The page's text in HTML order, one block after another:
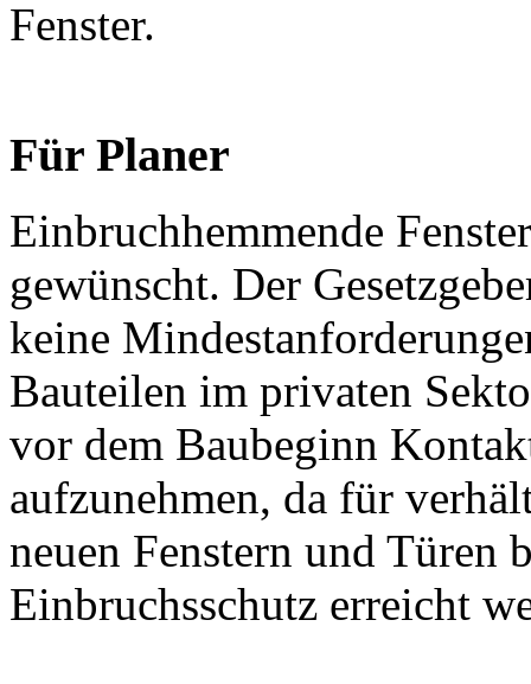
Fenster.
Für Planer
Einbruchhemmende
gewünscht. Der
keine
Bauteilen im privaten
vor dem Baubeginn
aufzunehmen, da für
neuen Fenstern und
Einbruchsschutz erreicht